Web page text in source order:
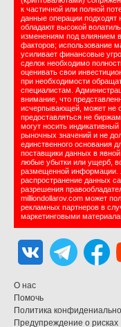
к частичной или полной
данные операции подходят
обладают высокой
изменениям под влиянием
факторов; использование
усиливает финансовые
сделок необходимо
оценивать свои
при необходимости
специалистам.
внимание, что
исчерпывающей, может не
предоставляться не
могут носить
рыночных значений и не
единственного основания
поставщики данных в
любые убытки или ущерб,
размещенной информации.
распространение данных
разрешения
milliondollarov.com может
рекламных партнеров в
маркетинговыми
О нас
Помочь
Политика
Предупреждение о рисках